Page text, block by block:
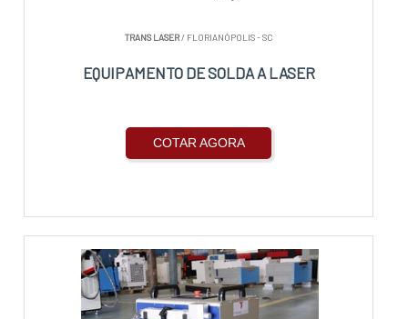
TRANS LASER/ FLORIANÓPOLIS - SC
EQUIPAMENTO DE SOLDA A LASER
COTAR AGORA